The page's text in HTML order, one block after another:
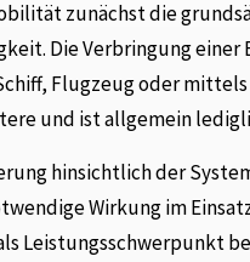
zunächst die
Die Verbringung
Flugzeug oder
und ist allgemein
hinsichtlich der
Wirkung im
Leistungsschwerpunkt